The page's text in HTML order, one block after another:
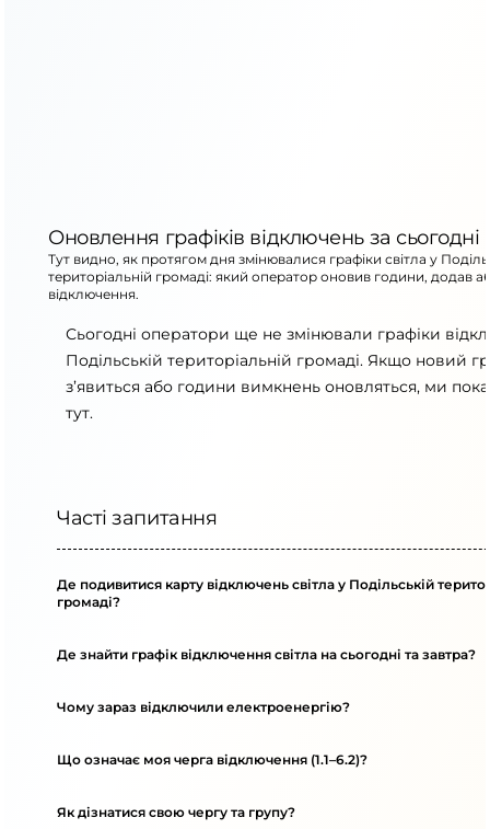
Оновлення графіків відключень за сьогодні
Тут видно, як протягом дня змінювалися графіки світла у
територіальній громаді: який оператор оновив години, додав
відключення.
Сьогодні оператори ще не змінювали графіки
Подільській територіальній громаді. Якщо новий
з’явиться або години вимкнень оновляться, ми
тут.
Часті запитання
Де подивитися карту відключень світла у Подільській
громаді?
Де знайти графік відключення світла на сьогодні та завтра?
Чому зараз відключили електроенергію?
Що означає моя черга відключення (1.1–6.2)?
Як дізнатися свою чергу та групу?